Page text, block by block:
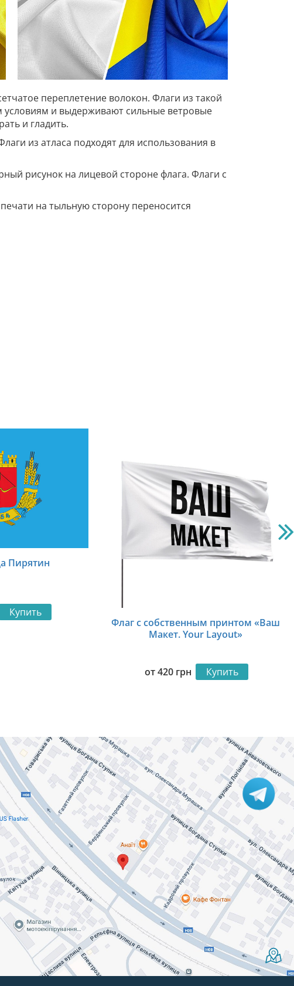
переплетение волокон. Флаги из такой
условиям и выдерживают сильные ветровые
и гладить.
из атласа подходят для использования в
рисунок на лицевой стороне флага. Флаги с
на тыльную сторону переносится
Пирятин
Купить
Флаг с собственным принтом «Ваш
Макет. Your Layout»
от420 грн Купить